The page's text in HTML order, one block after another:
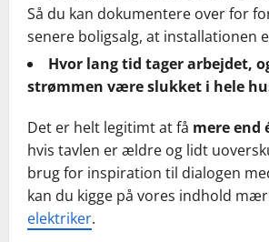
Så du kan dokumentere over for
senere boligsalg, at installationen
Hvor lang tid tager arbejdet,
strømmen være slukket i hele
Det er helt legitimt at få mere end
hvis tavlen er ældre og lidt
brug for inspiration til dialogen
kan du kigge på vores indhold
elektriker.